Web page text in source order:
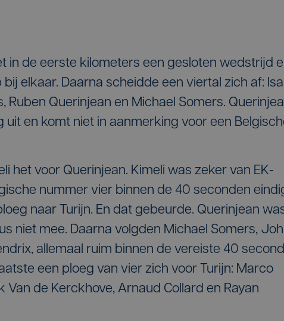
in de eerste kilometers een gesloten wedstrijd
elkaar. Daarna scheidde een viertal zich af:
Ruben Querinjean en Michael Somers.
en komt niet in aanmerking voor een
het voor Querinjean. Kimeli was zeker van EK-
nummer vier binnen de 40 seconden
naar Turijn. En dat gebeurde. Querinjean
niet mee. Daarna volgden Michael Somers,
allemaal ruim binnen de vereiste 40
een ploeg van vier zich voor Turijn: Marco
Van de Kerckhove, Arnaud Collard en Rayan